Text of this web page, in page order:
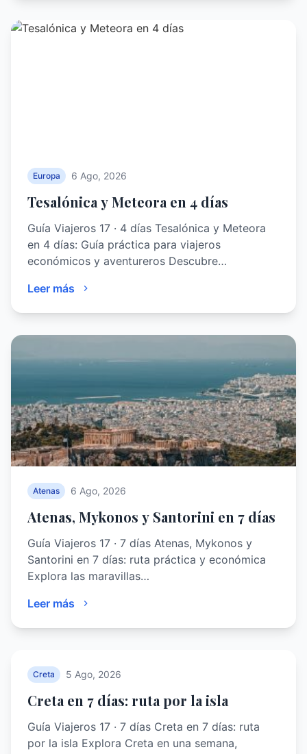
Europa 6 Ago, 2026
Tesalónica y Meteora en 4 días
Guía Viajeros 17 · 4 días Tesalónica y Meteora
en 4 días: Guía práctica para viajeros
económicos y aventureros Descubre…
Leer más
Atenas 6 Ago, 2026
Atenas, Mykonos y Santorini en 7 días
Guía Viajeros 17 · 7 días Atenas, Mykonos y
Santorini en 7 días: ruta práctica y económica
Explora las maravillas…
Leer más
Creta 5 Ago, 2026
Creta en 7 días: ruta por la isla
Guía Viajeros 17 · 7 días Creta en 7 días: ruta
por la isla Explora Creta en una semana,